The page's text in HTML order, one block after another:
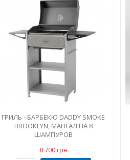
ГРИЛЬ - БАРБЕКЮ DADDY SMOKE
BROOKLYN, МАНГАЛ НА 8
ШАМПУРОВ
8 700 грн